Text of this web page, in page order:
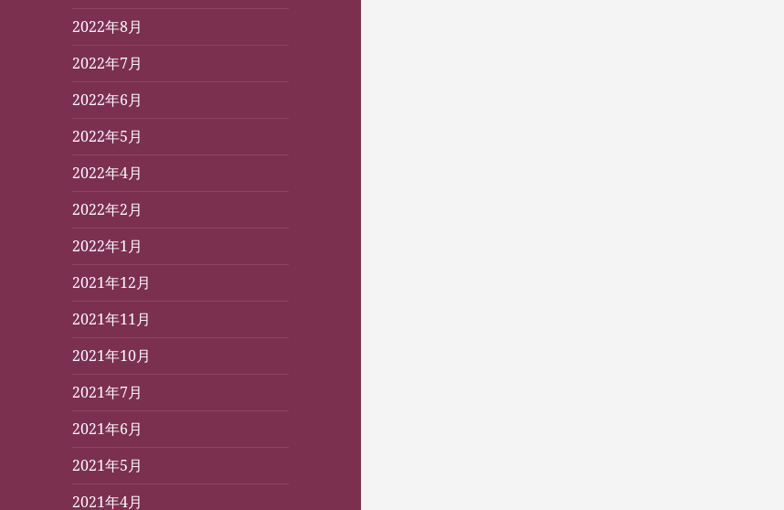
2022年8月
2022年7月
2022年6月
2022年5月
2022年4月
2022年2月
2022年1月
2021年12月
2021年11月
2021年10月
2021年7月
2021年6月
2021年5月
2021年4月